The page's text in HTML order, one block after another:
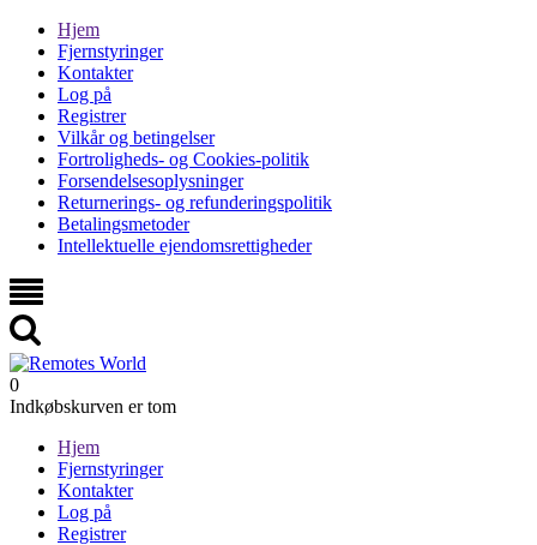
Hjem
Fjernstyringer
Kontakter
Log på
Registrer
Vilkår og betingelser
Fortroligheds- og Cookies-politik
Forsendelsesoplysninger
Returnerings- og refunderingspolitik
Betalingsmetoder
Intellektuelle ejendomsrettigheder
0
Indkøbskurven er tom
Hjem
Fjernstyringer
Kontakter
Log på
Registrer